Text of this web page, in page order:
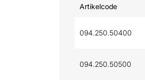
Artikelcode
094.250.50400
094.250.50500